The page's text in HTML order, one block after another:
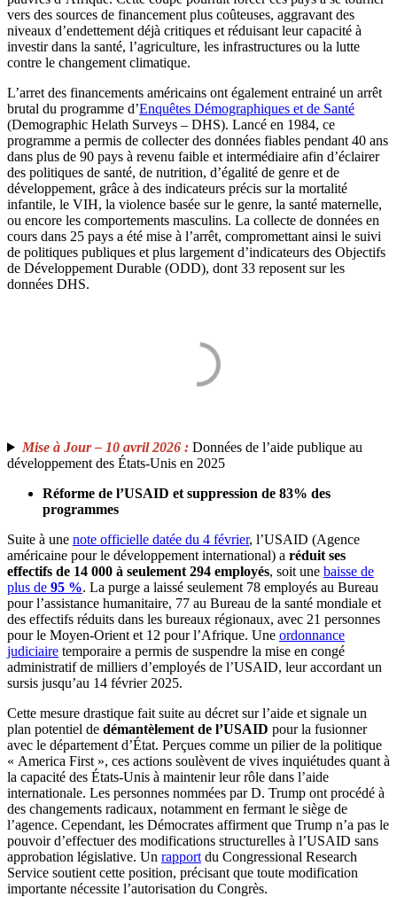
vers des sources de financement plus coûteuses, aggravant des
niveaux d’endettement déjà critiques et réduisant leur capacité à
investir dans la santé, l’agriculture, les infrastructures ou la lutte
contre le changement climatique.
L’arret des financements américains ont également entrainé un arrêt
brutal du programme d’Enquêtes Démographiques et de Santé
(Demographic Helath Surveys – DHS). Lancé en 1984, ce
programme a permis de collecter des données fiables pendant 40 ans
dans plus de 90 pays à revenu faible et intermédiaire afin d’éclairer
des politiques de santé, de nutrition, d’égalité de genre et de
développement, grâce à des indicateurs précis sur la mortalité
infantile, le VIH, la violence basée sur le genre, la santé maternelle,
ou encore les comportements masculins. La collecte de données en
cours dans 25 pays a été mise à l’arrêt, compromettant ainsi le suivi
de politiques publiques et plus largement d’indicateurs des Objectifs
de Développement Durable (ODD), dont 33 reposent sur les
données DHS.
Mise à Jour – 10 avril 2026 :Données de l’aide publique au
développement des États-Unis en 2025
Réforme de l’USAID et suppression de 83% des
programmes
Suite à une note officielle datée du 4 février, l’USAID (Agence
américaine pour le développement international) a réduit ses
effectifs de 14 000 à seulement 294 employés, soit une baisse de
plus de 95 %. La purge a laissé seulement 78 employés au Bureau
pour l’assistance humanitaire, 77 au Bureau de la santé mondiale et
des effectifs réduits dans les bureaux régionaux, avec 21 personnes
pour le Moyen-Orient et 12 pour l’Afrique. Une ordonnance
judiciaire temporaire a permis de suspendre la mise en congé
administratif de milliers d’employés de l’USAID, leur accordant un
sursis jusqu’au 14 février 2025.
Cette mesure drastique fait suite au décret sur l’aide et signale un
plan potentiel de démantèlement de l’USAID pour la fusionner
avec le département d’État. Perçues comme un pilier de la politique
« America First », ces actions soulèvent de vives inquiétudes quant à
la capacité des États-Unis à maintenir leur rôle dans l’aide
internationale. Les personnes nommées par D. Trump ont procédé à
des changements radicaux, notamment en fermant le siège de
l’agence. Cependant, les Démocrates affirment que Trump n’a pas le
pouvoir d’effectuer des modifications structurelles à l’USAID sans
approbation législative. Un rapport du Congressional Research
Service soutient cette position, précisant que toute modification
importante nécessite l’autorisation du Congrès.